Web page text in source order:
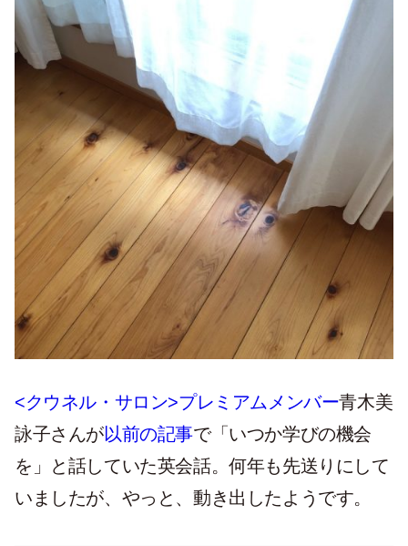
<クウネル・サロン>プレミアムメンバー青木美
詠子さんが以前の記事で「いつか学びの機会
を」と話していた英会話。何年も先送りにして
いましたが、やっと、動き出したようです。